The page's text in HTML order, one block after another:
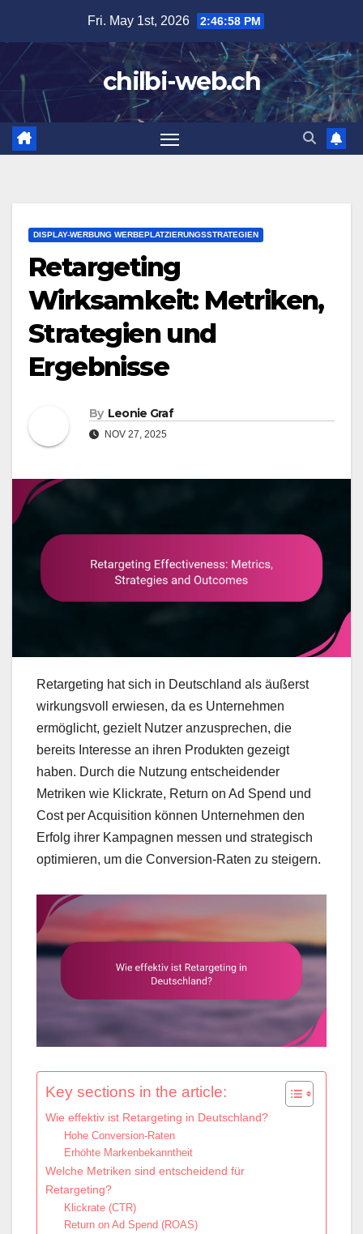
content
Fri. May 1st, 2026 2:46:59 PM
chilbi-web.ch
DISPLAY-WERBUNG WERBEPLATZIERUNGSSTRATEGIEN
Retargeting
Wirksamkeit: Metriken,
Strategien und
Ergebnisse
By Leonie Graf
NOV 27, 2025
Retargeting hat sich in Deutschland als äußerst
wirkungsvoll erwiesen, da es Unternehmen
ermöglicht, gezielt Nutzer anzusprechen, die
bereits Interesse an ihren Produkten gezeigt
haben. Durch die Nutzung entscheidender
Metriken wie Klickrate, Return on Ad Spend und
Cost per Acquisition können Unternehmen den
Erfolg ihrer Kampagnen messen und strategisch
optimieren, um die Conversion-Raten zu steigern.
Key sections in the article:
Wie effektiv ist Retargeting in Deutschland?
Hohe Conversion-Raten
Erhöhte Markenbekanntheit
Welche Metriken sind entscheidend für
Retargeting?
Klickrate (CTR)
Return on Ad Spend (ROAS)